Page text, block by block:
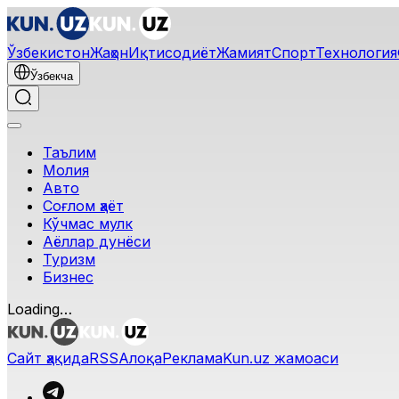
ЎзбекистонЖаҳонИқтисодиётЖамиятСпортТехнология
Ўзбекча
Таълим
Молия
Авто
Соғлом ҳаёт
Кўчмас мулк
Аёллар дунёси
Туризм
Бизнес
Loading…
Сайт ҳақидаRSSАлоқаРекламаKun.uz жамоаси